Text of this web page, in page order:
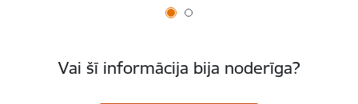
Vai šī informācija bija noderīga?